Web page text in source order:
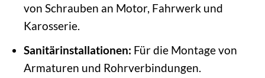
von Schrauben an Motor, Fahrwerk und
Karosserie.
Sanitärinstallationen: Für die Montage von
Armaturen und Rohrverbindungen.